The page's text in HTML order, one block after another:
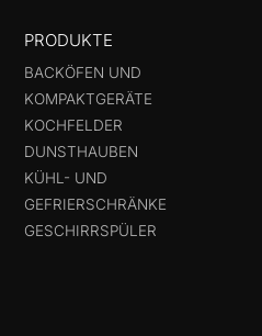
PRODUKTE
BACKÖFEN UND
KOMPAKTGERÄTE
KOCHFELDER
DUNSTHAUBEN
KÜHL- UND
GEFRIERSCHRÄNKE
GESCHIRRSPÜLER